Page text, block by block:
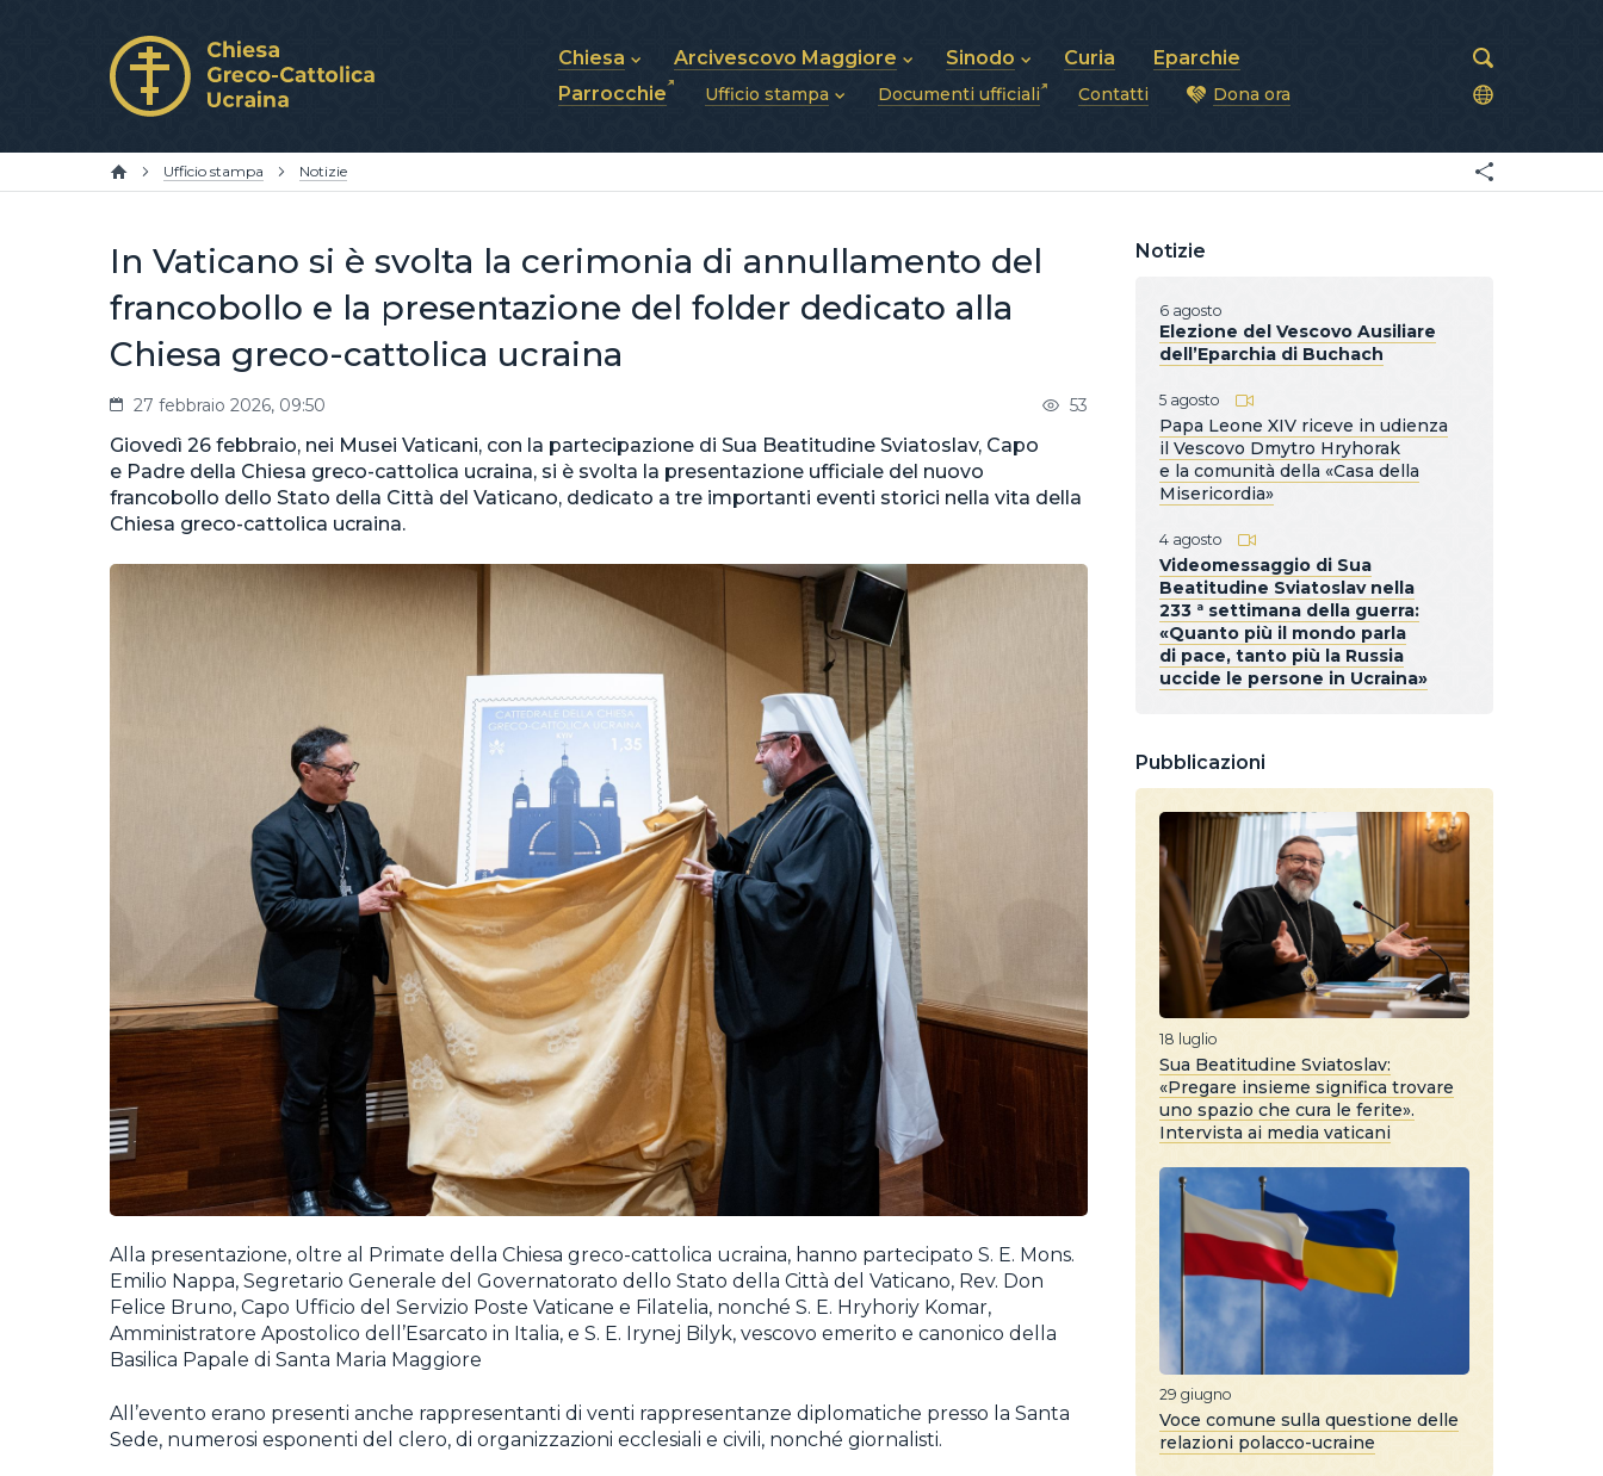
Chiesa
Chi siamo
Struttura della Chiesa
Arcivescovo Maggiore
Sua Beatitudine Sviatoslav
Stemma
Sinodo
Sinodo dei Vescovi
Curia
Eparchie
Parrocchie
Ufficio stampa
Pubblicazioni
Documenti ufficiali Contatti Dona ora
Ufficio stampa Notizie
In Vaticano si è svolta la cerimonia di annullamento del
francobollo e la presentazione del folder dedicato alla
Chiesa greco-cattolica ucraina
27 febbraio 2026, 09:50 53
Giovedì 26 febbraio, nei Musei Vaticani, con la partecipazione di Sua Beatitudine Sviatoslav, Capo
e Padre della Chiesa greco-cattolica ucraina, si è svolta la presentazione ufficiale del nuovo
francobollo dello Stato della Città del Vaticano, dedicato a tre importanti eventi storici nella vita della
Chiesa greco-cattolica ucraina.
Alla presentazione, oltre al Primate della Chiesa greco-cattolica ucraina, hanno partecipato S. E. Mons.
Emilio Nappa, Segretario Generale del Governatorato dello Stato della Città del Vaticano, Rev. Don
Felice Bruno, Capo Ufficio del Servizio Poste Vaticane e Filatelia, nonché S. E. Hryhoriy Komar,
Amministratore Apostolico dell’Esarcato in Italia, e S. E. Irynej Bilyk, vescovo emerito e canonico della
Basilica Papale di Santa Maria Maggiore
All’evento erano presenti anche rappresentanti di venti rappresentanze diplomatiche presso la Santa
Sede, numerosi esponenti del clero, di organizzazioni ecclesiali e civili, nonché giornalisti.
Notizie
6 agosto
Elezione del Vescovo Ausiliare
dell’Eparchia di Buchach
5 agosto
Papa Leone XIV riceve in udienza
il Vescovo Dmytro Hryhorak
e la comunità della «Casa della
Misericordia»
4 agosto
Videomessaggio di Sua
Beatitudine Sviatoslav nella
233 ª settimana della guerra:
«Quanto più il mondo parla
di pace, tanto più la Russia
uccide le persone in Ucraina»
Pubblicazioni
18 luglio
Sua Beatitudine Sviatoslav:
«Pregare insieme significa trovare
uno spazio che cura le ferite».
Intervista ai media vaticani
29 giugno
Voce comune sulla questione delle
relazioni polacco-ucraine